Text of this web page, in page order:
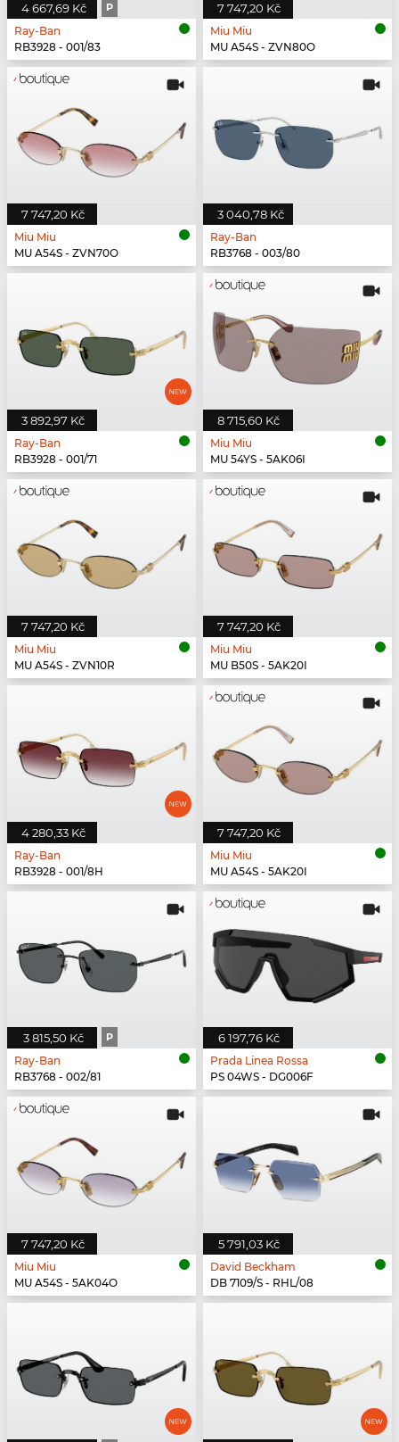
4 667,69 Kč P
Ray-Ban
RB3928 - 001/83
7 747,20 Kč
Miu Miu
MU A54S - ZVN80O
7 747,20 Kč
Miu Miu
MU A54S - ZVN70O
3 040,78 Kč
Ray-Ban
RB3768 - 003/80
3 892,97 Kč
Ray-Ban
RB3928 - 001/71
8 715,60 Kč
Miu Miu
MU 54YS - 5AK06I
7 747,20 Kč
Miu Miu
MU A54S - ZVN10R
7 747,20 Kč
Miu Miu
MU B50S - 5AK20I
4 280,33 Kč
Ray-Ban
RB3928 - 001/8H
7 747,20 Kč
Miu Miu
MU A54S - 5AK20I
3 815,50 Kč P
Ray-Ban
RB3768 - 002/81
6 197,76 Kč
Prada Linea Rossa
PS 04WS - DG006F
7 747,20 Kč
Miu Miu
MU A54S - 5AK04O
5 791,03 Kč
David Beckham
DB 7109/S - RHL/08